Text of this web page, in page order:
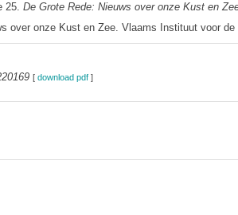
25. De Grote Rede: Nieuws over onze Kust en
over onze Kust en Zee. Vlaams Instituut voor
[ download pdf]